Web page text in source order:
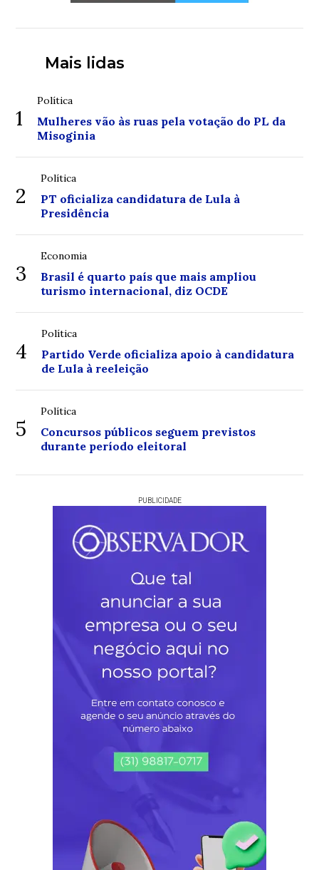
Mais lidas
1
Política
Mulheres vão às ruas pela votação do PL da
Misoginia
2
Política
PT oficializa candidatura de Lula à
Presidência
3
Economia
Brasil é quarto país que mais ampliou
turismo internacional, diz OCDE
4
Política
Partido Verde oficializa apoio à candidatura
de Lula à reeleição
5
Política
Concursos públicos seguem previstos
durante período eleitoral
PUBLICIDADE